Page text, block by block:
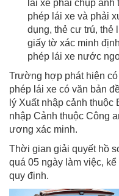
lái xe phải chụp
phép lái xe và phải
dụng, thẻ cư trú, thẻ
giấy tờ xác minh
phép lái xe nước
Trường hợp phát hiện
phép lái xe có văn bản
lý Xuất nhập cảnh thuộc
nhập Cảnh thuộc Công
ương xác minh.
Thời gian giải quyết hồ
quá 05 ngày làm việc,
quy định.